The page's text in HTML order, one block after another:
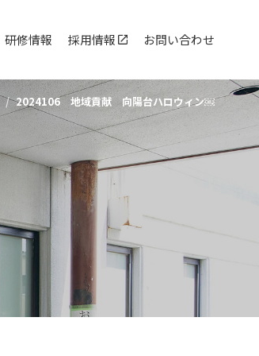
研修情報 採用情報 お問い合わせ
2024106 地域貢献 向陽台ハロウィン￼